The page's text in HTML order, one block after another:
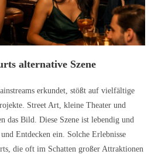
alternative Szene
erkundet, stößt auf vielfältige
Street Art, kleine Theater und
das Bild. Diese Szene ist lebendig und
Entdecken ein. Solche Erlebnisse
die oft im Schatten großer Attraktionen